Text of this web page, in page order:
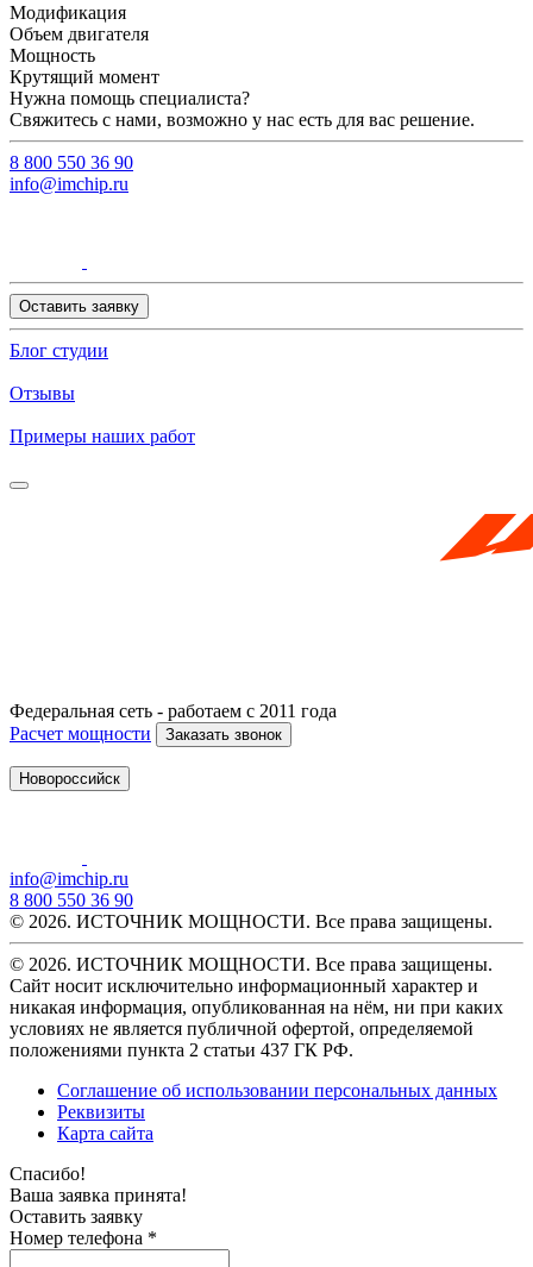
Модификация
Объем двигателя
Мощность
Крутящий момент
Нужна помощь специалиста?
Свяжитесь с нами, возможно у нас есть для вас решение.
8 800 550 36 90
info@imchip.ru
Оставить заявку
Блог студии
Отзывы
Примеры наших работ
Федеральная сеть - работаем с 2011 года
Расчет мощности
Заказать звонок
Новороссийск
info@imchip.ru
8 800 550 36 90
© 2026. ИСТОЧНИК МОЩНОСТИ. Все права защищены.
© 2026. ИСТОЧНИК МОЩНОСТИ. Все права защищены.
Сайт носит исключительно информационный характер и
никакая информация, опубликованная на нём, ни при каких
условиях не является публичной офертой, определяемой
положениями пункта 2 статьи 437 ГК РФ.
Соглашение об использовании персональных данных
Реквизиты
Карта сайта
Спасибо!
Ваша заявка принята!
Оставить заявку
Номер телефона *